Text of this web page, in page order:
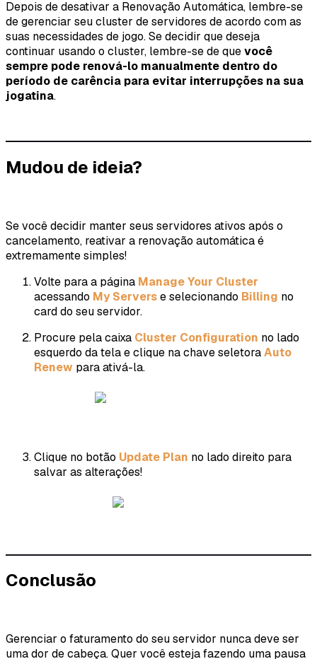
Depois de desativar a Renovação Automática, lembre-se
de gerenciar seu cluster de servidores de acordo com as
suas necessidades de jogo. Se decidir que deseja
continuar usando o cluster, lembre-se de quevocê
sempre pode renová-lo manualmente dentro do
período de carência para evitar interrupções na sua
jogatina.
Mudou de ideia?
Se você decidir manter seus servidores ativos após o
cancelamento, reativar a renovação automática é
extremamente simples!
Volte para a página Manage Your Cluster
acessando My Serverse selecionando Billing no
card do seu servidor.
Procure pela caixa Cluster Configuration no lado
esquerdo da tela e clique na chave seletoraAuto
Renew para ativá-la.
Clique no botão Update Plan no lado direito para
salvar as alterações!
Conclusão
Gerenciar o faturamento do seu servidor nunca deve ser
uma dor de cabeça. Quer você esteja fazendo uma pausa